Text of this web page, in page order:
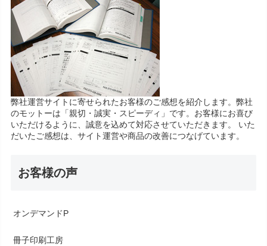
弊社運営サイトに寄せられたお客様のご感想を紹介します。弊社
のモットーは「親切・誠実・スピーディ」です。お客様にお喜び
いただけるように、誠意を込めて対応させていただきます。 いた
だいたご感想は、サイト運営や商品の改善につなげています。
お客様の声
オンデマンドP
冊子印刷工房